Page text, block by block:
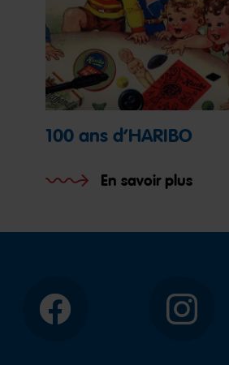
100 ans d’HARIBO
En savoir plus
Facebook Instagram